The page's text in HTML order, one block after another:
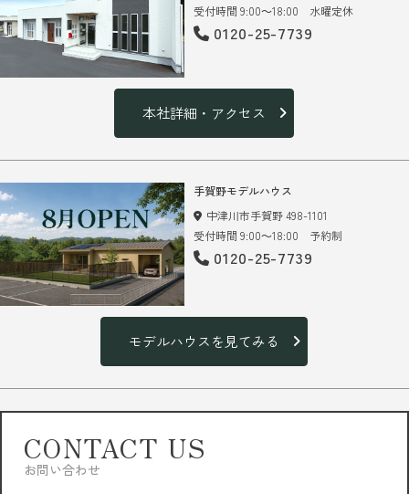
受付時間 9:00～18:00 水曜定休
0120-25-7739
本社詳細・アクセス
手賀野モデルハウス
中津川市手賀野 498-1101
受付時間 9:00～18:00 予約制
0120-25-7739
モデルハウスを見てみる
CONTACT US
お問い合わせ